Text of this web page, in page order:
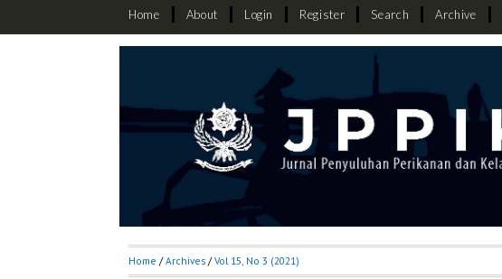
Home About Login Register Search Archive
Home /Archives /Vol 15, No 3 (2021)